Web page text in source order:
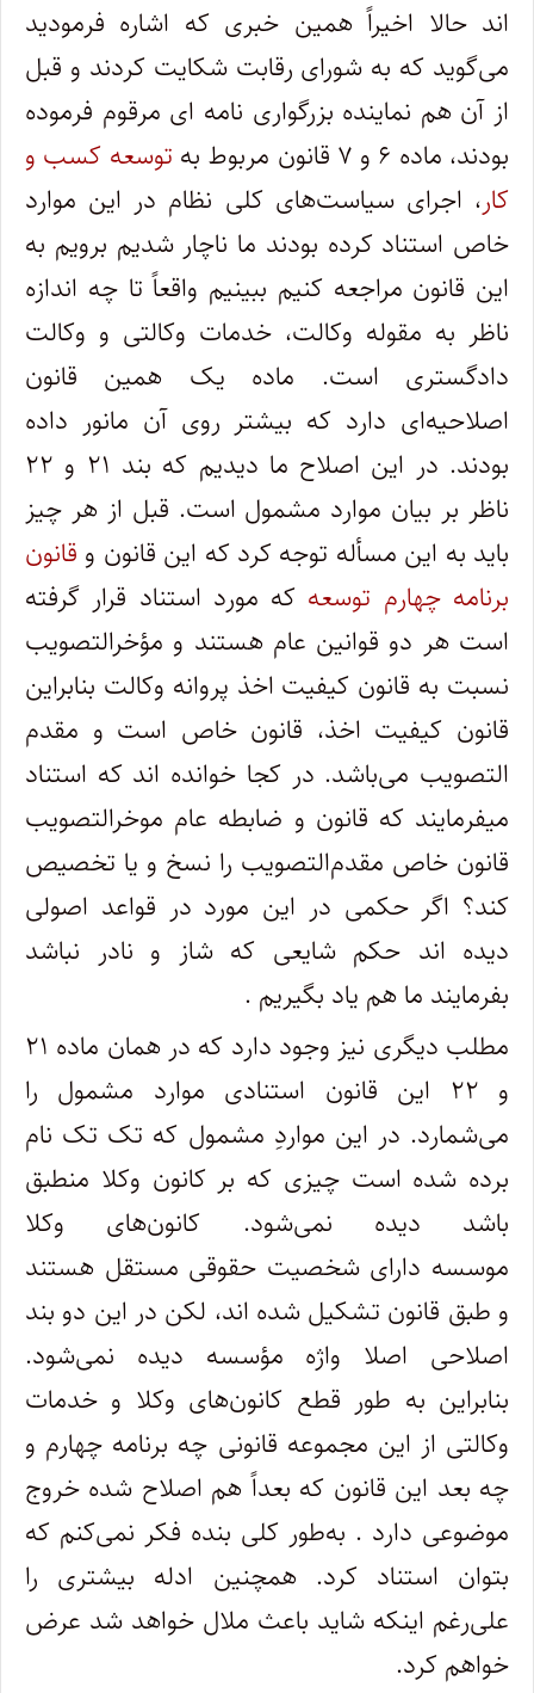
اند حالا اخیراً همین خبری که اشاره فرمودید
می‌گوید که به شورای رقابت شکایت کردند و قبل
از آن هم نماینده بزرگواری نامه ای مرقوم فرموده
بودند، ماده ۶ و ۷ قانون مربوط به
توسعه کسب و
کار، اجرای سیاست‌های کلی نظام در این موارد
خاص استناد کرده بودند ما ناچار شدیم برویم به
این قانون مراجعه کنیم ببینیم واقعاً تا چه اندازه
ناظر به مقوله وکالت، خدمات وکالتی و وکالت
دادگستری است. ماده یک همین قانون
اصلاحیه‌ای دارد که بیشتر روی آن مانور داده
بودند. در این اصلاح ما دیدیم که بند ۲۱ و ۲۲
ناظر بر بیان موارد مشمول است. قبل از هر چیز
باید به این مسأله توجه کرد که این قانون و قانون
برنامه چهارم توسعه که مورد استناد قرار گرفته
است هر دو قوانین عام هستند و مؤخرالتصویب
نسبت به قانون کیفیت اخذ پروانه وکالت بنابراین
قانون کیفیت اخذ، قانون خاص است و مقدم
التصویب می‌باشد. در کجا خوانده اند که استناد
میفرمایند که قانون و ضابطه عام موخر‌التصویب
قانون خاص مقدم‌التصویب را نسخ و یا تخصیص
کند؟ اگر حکمی در این مورد در قواعد اصولی
دیده اند حکم شایعی که شاز و نادر نباشد
بفرمایند ما هم یاد بگیریم .
مطلب دیگری نیز وجود دارد که در همان ماده ۲۱
و ۲۲ این قانون استنادی موارد مشمول را
می‌شمارد. در این مواردِ مشمول که تک تک نام
برده شده است چیزی که بر کانون وکلا منطبق
باشد دیده نمی‌شود. کانون‌های وکلا
موسسه دارای شخصیت حقوقی مستقل هستند
و طبق قانون تشکیل شده اند، لکن در این دو بند
اصلاحی اصلا واژه مؤسسه دیده نمی‌شود.
بنابراین به طور قطع کانون‌های وکلا و خدمات
وکالتی از این مجموعه قانونی چه برنامه چهارم و
چه بعد این قانون که بعداً هم اصلاح شده خروج
موضوعی دارد . به‌طور کلی بنده فکر نمی‌کنم که
بتوان استناد کرد. همچنین ادله بیشتری را
علی‌رغم اینکه شاید باعث ملال خواهد شد عرض
خواهم کرد.